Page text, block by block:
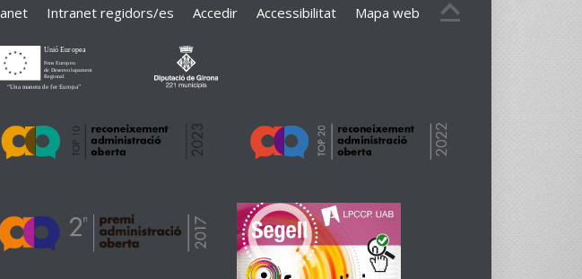
Intranet regidors/es Accedir Accessibilitat Mapa web